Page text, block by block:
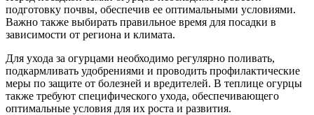
подготовку почвы, обеспечив ее оптимальными условиями.
Важно также выбирать правильное время для посадки в
зависимости от региона и климата.
Для ухода за огурцами необходимо регулярно поливать,
подкармливать удобрениями и проводить профилактические
меры по защите от болезней и вредителей. В теплице огурцы
также требуют специфического ухода, обеспечивающего
оптимальные условия для их роста и развития.